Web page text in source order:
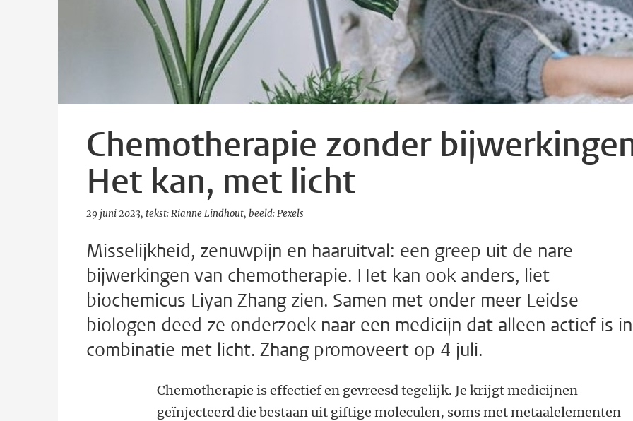
Chemotherapie zonder
Het kan, met licht
29 juni 2023 tekst: Rianne Lindhout beeld: Pexels
Misselijkheid, zenuwpijn en haaruitval: een greep uit de nare
bijwerkingen van chemotherapie. Het kan ook anders, liet
biochemicus Liyan Zhang zien. Samen met onder meer Leidse
biologen deed ze onderzoek naar een medicijn dat alleen actief is in
combinatie met licht. Zhang promoveert op 4 juli.
Chemotherapie is effectief en gevreesd tegelijk. Je krijgt medicijnen
geïnjecteerd die bestaan uit giftige moleculen, soms met metaalelementen